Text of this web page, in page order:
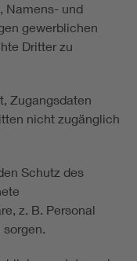
Namens- und
gewerblichen
Dritter zu
Zugangsdaten
nicht zugänglich
Schutz des
z. B. Personal
sorgen.